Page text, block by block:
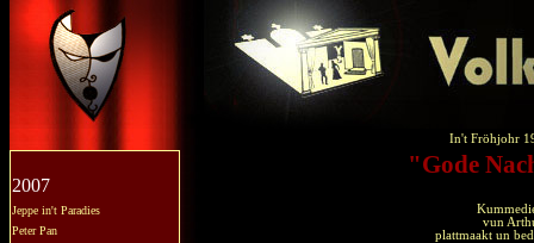
2007
Jeppe in't Paradies
Peter Pan
In't Fröhjohr
"Gode
vun
plattmaakt un